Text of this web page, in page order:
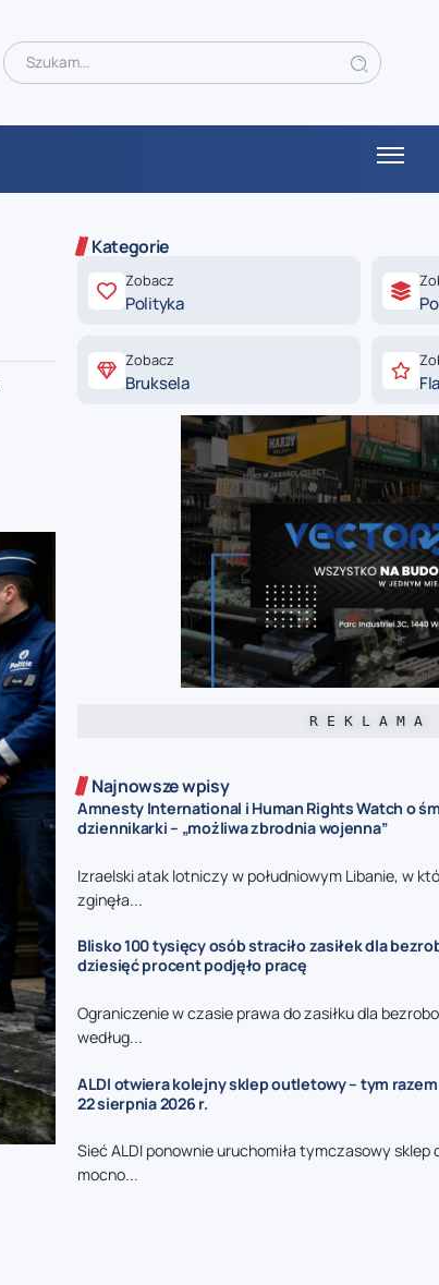
Kategorie
Zobacz
Polityka
Zobacz
Bruksela
R E K L A M A
Najnowsze wpisy
Amnesty International i Human Rights Watch o
dziennikarki – „możliwa zbrodnia wojenna”
Izraelski atak lotniczy w południowym Libanie, w
zginęła...
Blisko 100 tysięcy osób straciło zasiłek dla
dziesięć procent podjęło pracę
Ograniczenie w czasie prawa do zasiłku dla
według...
ALDI otwiera kolejny sklep outletowy – tym razem
22 sierpnia 2026 r.
Sieć ALDI ponownie uruchomiła tymczasowy
mocno...